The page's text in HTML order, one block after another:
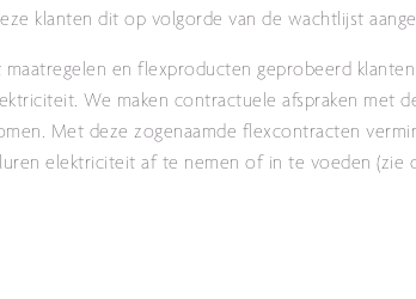
klanten dit op volgorde van de wachtlijst
maatregelen en flexproducten geprobeerd
We maken contractuele afspraken met
Met deze zogenaamde flexcontracten
elektriciteit af te nemen of in te voeden (zie